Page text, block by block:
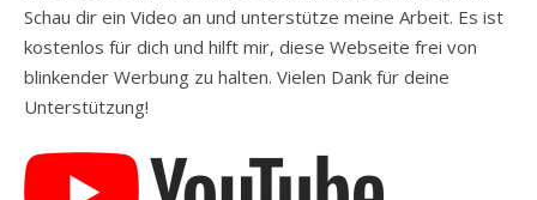
Schau dir ein Video an und unterstütze meine Arbeit. Es ist
kostenlos für dich und hilft mir, diese Webseite frei von
blinkender Werbung zu halten. Vielen Dank für deine
Unterstützung!